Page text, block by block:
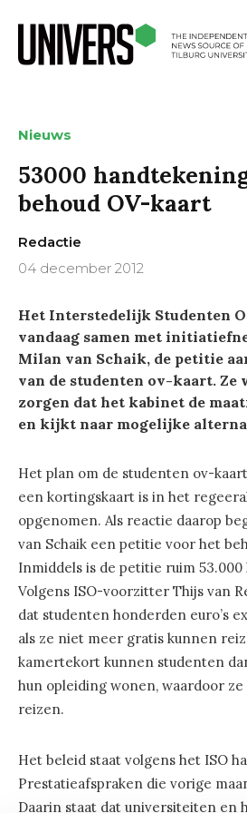
Nieuws
53000
behoud OV-kaart
Redactie
04 december 2012
Het Interstedelijk Studenten
vandaag samen met
Milan van Schaik, de petitie
van de studenten ov-kaart.
zorgen dat het kabinet de
en kijkt naar mogelijke
Het plan om de studenten ov-
een kortingskaart is in het
opgenomen. Als reactie daarop
van Schaik een petitie voor het
Inmiddels is de petitie ruim
Volgens ISO-voorzitter Thijs van
dat studenten honderden euro’s
als ze niet meer gratis kunnen
kamertekort kunnen studenten
hun opleiding wonen, waardoor
reizen.
Het beleid staat volgens het ISO
Prestatieafspraken die vorige
Daarin staat dat universiteiten en